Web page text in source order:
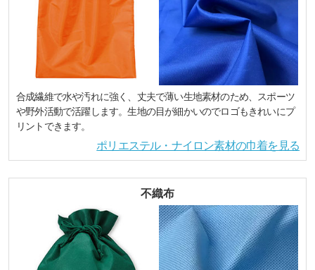
合成繊維で水や汚れに強く、丈夫で薄い生地素材のため、スポーツ
や野外活動で活躍します。生地の目が細かいのでロゴもきれいにプ
リントできます。
ポリエステル・ナイロン素材の巾着を見る
不織布